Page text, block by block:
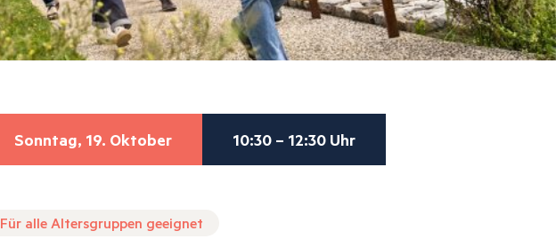
Sonntag, 19. Oktober 10:30 – 12:30 Uhr
Für alle Altersgruppen geeignet